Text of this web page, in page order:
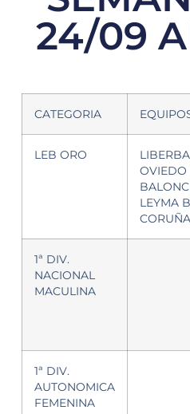
24/09
CATEGORIA
LEB ORO
OVIEDO
LEYMA
CORUÑA
1ª DIV.
NACIONAL
MACULINA
1ª DIV.
AUTONOMICA
FEMENINA